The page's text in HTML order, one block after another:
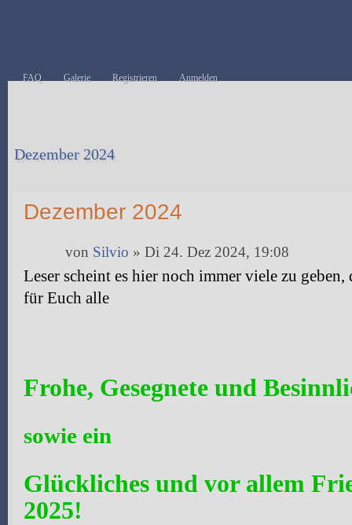
FAQ Galerie Registrieren Anmelden
Dezember 2024
Dezember 2024
von Silvio » Di 24. Dez 2024, 19:08
Leser scheint es hier noch immer viele zu geben,
für Euch alle
Frohe, Gesegnete und
sowie ein
Glückliches und vor allem
2025!